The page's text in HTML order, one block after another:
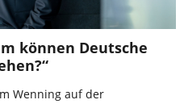
können Deutsche
Wenning auf der